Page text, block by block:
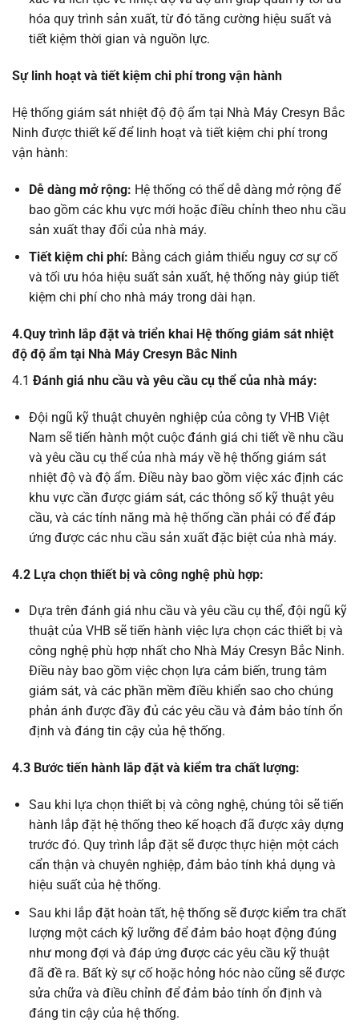
hóa quy trình sản xuất, từ đó tăng cường hiệu suất và
tiết kiệm thời gian và nguồn lực.
Sự linh hoạt và tiết kiệm chi phí trong vận hành
Hệ thống giám sát nhiệt độ độ ẩm tại Nhà Máy Cresyn Bắc
Ninh được thiết kế để linh hoạt và tiết kiệm chi phí trong
vận hành:
Dễ dàng mở rộng: Hệ thống có thể dễ dàng mở rộng để
bao gồm các khu vực mới hoặc điều chỉnh theo nhu cầu
sản xuất thay đổi của nhà máy.
Tiết kiệm chi phí: Bằng cách giảm thiểu nguy cơ sự cố
và tối ưu hóa hiệu suất sản xuất, hệ thống này giúp tiết
kiệm chi phí cho nhà máy trong dài hạn.
4.Quy trình lắp đặt và triển khai Hệ thống giám sát nhiệt
độ độ ẩm tại Nhà Máy Cresyn Bắc Ninh
4.1 Đánh giá nhu cầu và yêu cầu cụ thể của nhà máy:
Đội ngũ kỹ thuật chuyên nghiệp của công ty VHB Việt
Nam sẽ tiến hành một cuộc đánh giá chi tiết về nhu cầu
và yêu cầu cụ thể của nhà máy về hệ thống giám sát
nhiệt độ và độ ẩm. Điều này bao gồm việc xác định các
khu vực cần được giám sát, các thông số kỹ thuật yêu
cầu, và các tính năng mà hệ thống cần phải có để đáp
ứng được các nhu cầu sản xuất đặc biệt của nhà máy.
4.2 Lựa chọn thiết bị và công nghệ phù hợp:
Dựa trên đánh giá nhu cầu và yêu cầu cụ thể, đội ngũ kỹ
thuật của VHB sẽ tiến hành việc lựa chọn các thiết bị và
công nghệ phù hợp nhất cho Nhà Máy Cresyn Bắc Ninh.
Điều này bao gồm việc chọn lựa cảm biến, trung tâm
giám sát, và các phần mềm điều khiển sao cho chúng
phản ánh được đầy đủ các yêu cầu và đảm bảo tính ổn
định và đáng tin cậy của hệ thống.
4.3 Bước tiến hành lắp đặt và kiểm tra chất lượng:
Sau khi lựa chọn thiết bị và công nghệ, chúng tôi sẽ tiến
hành lắp đặt hệ thống theo kế hoạch đã được xây dựng
trước đó. Quy trình lắp đặt sẽ được thực hiện một cách
cẩn thận và chuyên nghiệp, đảm bảo tính khả dụng và
hiệu suất của hệ thống.
Sau khi lắp đặt hoàn tất, hệ thống sẽ được kiểm tra chất
lượng một cách kỹ lưỡng để đảm bảo hoạt động đúng
như mong đợi và đáp ứng được các yêu cầu kỹ thuật
đã đề ra. Bất kỳ sự cố hoặc hỏng hóc nào cũng sẽ được
sửa chữa và điều chỉnh để đảm bảo tính ổn định và
đáng tin cậy của hệ thống.